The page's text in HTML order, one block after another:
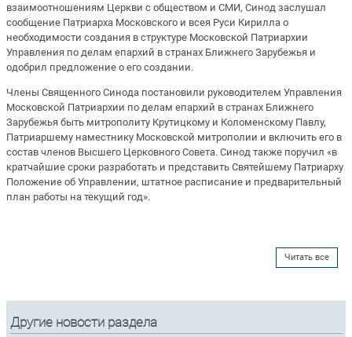
взаимоотношениям Церкви с обществом и СМИ, Синод заслушал
сообщение Патриарха Московского и всея Руси Кирилла о
необходимости создания в структуре Московской Патриархии
Управления по делам епархий в странах Ближнего Зарубежья и
одобрил предложение о его создании.
Члены Священного Синода постановили руководителем Управления
Московской Патриархии по делам епархий в странах Ближнего
Зарубежья быть митрополиту Крутицкому и Коломенскому Павлу,
Патриаршему наместнику Московской митрополии и включить его в
состав членов Высшего Церковного Совета. Синод также поручил «в
кратчайшие сроки разработать и представить Святейшему Патриарху
Положение об Управлении, штатное расписание и предварительный
план работы на текущий год».
Читать все
Другие новости раздела